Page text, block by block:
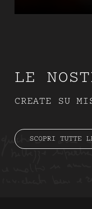
LE NOST
CREATE SU MI
SCOPRI TUTTE